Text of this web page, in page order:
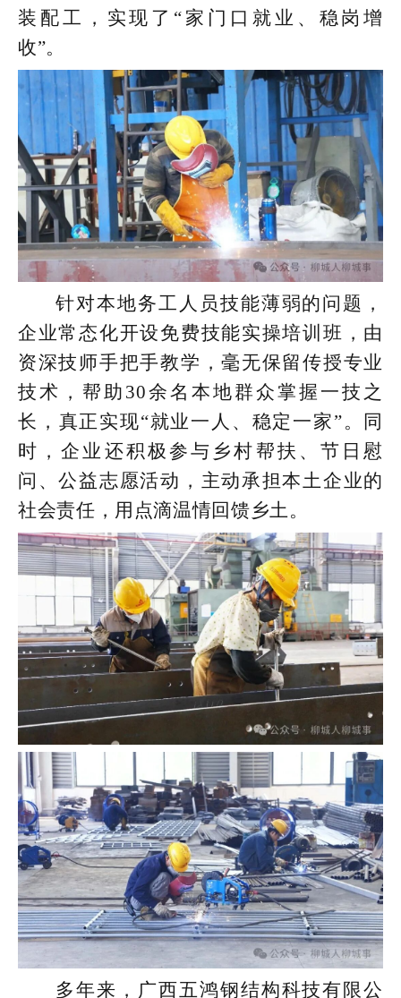
装配工，实现了“家门口就业、稳岗增
收”。
针对本地务工人员技能薄弱的问题，
企业常态化开设免费技能实操培训班，由
资深技师手把手教学，毫无保留传授专业
技术，帮助30余名本地群众掌握一技之
长，真正实现“就业一人、稳定一家”。同
时，企业还积极参与乡村帮扶、节日慰
问、公益志愿活动，主动承担本土企业的
社会责任，用点滴温情回馈乡土。
多年来，广西五鸿钢结构科技有限公